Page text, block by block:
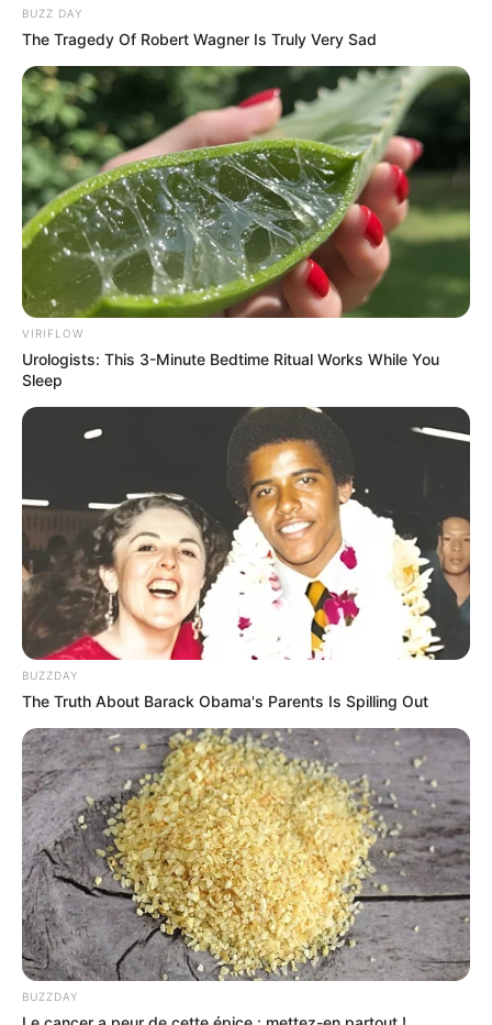
BUZZ DAY
The Tragedy Of Robert Wagner Is Truly Very Sad
VIRIFLOW
Urologists: This 3-Minute Bedtime Ritual Works While You
Sleep
BUZZDAY
The Truth About Barack Obama's Parents Is Spilling Out
BUZZDAY